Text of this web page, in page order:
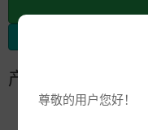
尊敬的用户您好！
产品参数